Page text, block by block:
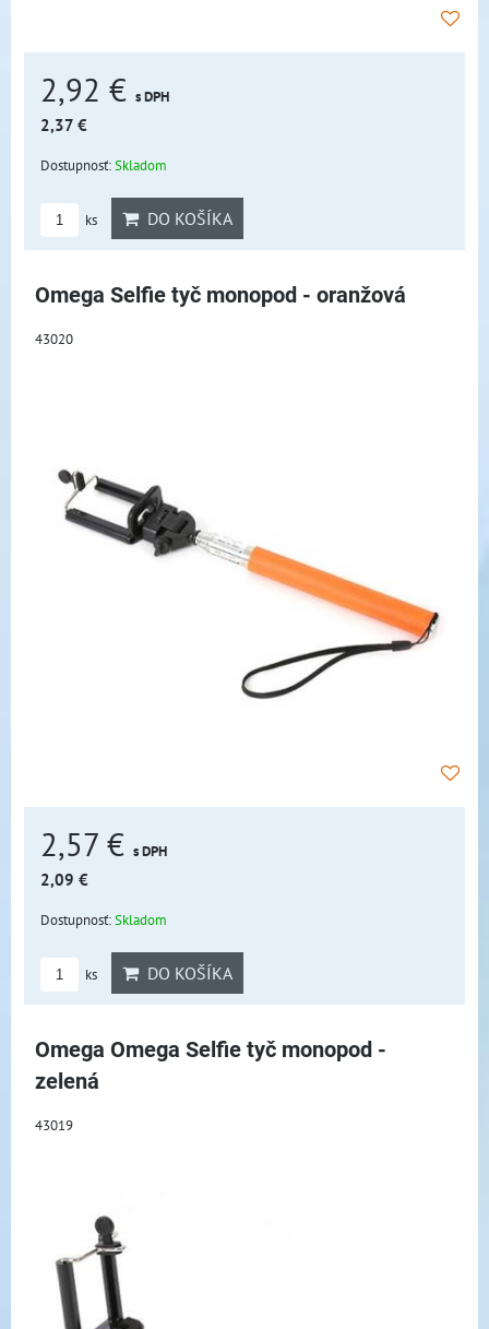
2,92 € s DPH
2,37 €
Dostupnosť:Skladom
ks DO KOŠÍKA
Omega Selfie tyč monopod - oranžová
43020
2,57 € s DPH
2,09 €
Dostupnosť:Skladom
ks DO KOŠÍKA
Omega Omega Selfie tyč monopod -
zelená
43019